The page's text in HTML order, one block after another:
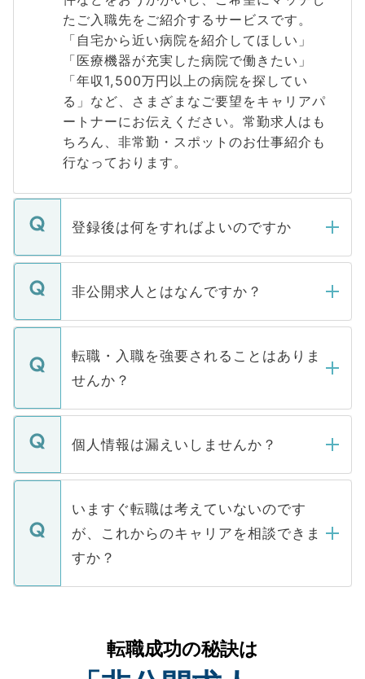
たご入職先をご紹介するサービスです。
「自宅から近い病院を紹介してほしい」
「医療機器が充実した病院で働きたい」
「年収1,500万円以上の病院を探してい
る」など、さまざまなご要望をキャリアパ
ートナーにお伝えください。常勤求人はも
ちろん、非常勤・スポットのお仕事紹介も
行なっております。
登録後は何をすればよいのですか
ご登録いただきましたら、弊社担当者がご
登録内容を確認し、その後メールもしくは
ます。通常、5営業日以内にはご連絡をせて
いただきますので、しばらくお待ちくださ
非公開求人とはなんですか？
マイナビDOCTORで取り扱っている求人の
うち約3割は、Webサイトからご覧いただ
けない「非公開求人」です。非公開求人は
下記の理由によって、一般には公開してい
ません。
■応募殺到を避けるため 人気のある医療機
関を公にしてしまうと、応募が殺到する場
に、医療機関が求める条件に合った人材の
みを人材紹介会社に依頼するケースが増え
ています。
転職・入職を強要されることはありま
せんか？
転職・入職を強要することは一切ありませ
ん。また、仮に応募先から内定をいただい
定を承諾する必要はありません。内定先へ
の辞退の連絡はキャリアパートナーが行い
個人情報は漏えいしませんか？
個人情報が漏えいすることはありませんの
で、ご安心ください。当サイトからの登録
などで収集したご登録者様の個人情報は、
ご本人のキャリアアップおよび転職活動の
支援を目的に使用いたします。お預かりし
ているすべての個人データはご本人の許可
は、個人情報の取り扱いについての厳密な
管理基準を満たした事業者のみに付与され
いますぐ転職は考えていないのです
が、これからのキャリアを相談できま
すか？
かがいして、現在の医療機関の状況や紹介
経験をまじえながら、適切なアドバイスを
転職成功の秘訣は